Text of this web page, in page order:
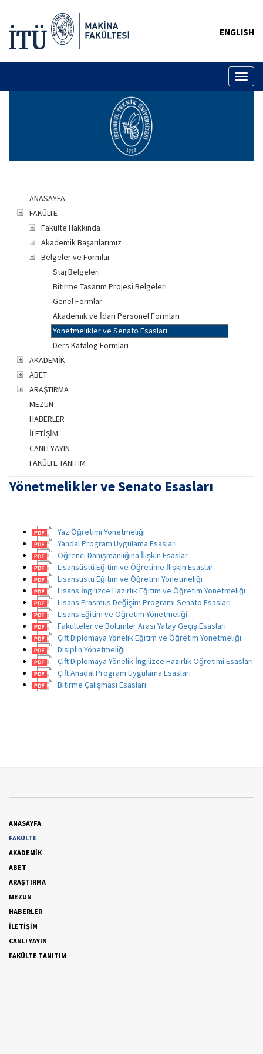
ENGLISH
ANASAYFA
FAKÜLTE
Fakülte Hakkında
Akademik Başarılarımız
Belgeler ve Formlar
Staj Belgeleri
Bitirme Tasarım Projesi Belgeleri
Genel Formlar
Akademik ve İdari Personel Formları
Yönetmelikler ve Senato Esasları
Ders Katalog Formları
AKADEMİK
ABET
ARAŞTIRMA
MEZUN
HABERLER
İLETİŞİM
CANLI YAYIN
FAKÜLTE TANITIM
Yönetmelikler ve Senato Esasları
Yaz Öğretimi Yönetmeliği
Yandal Program Uygulama Esasları
Öğrenci Danışmanlığına İlişkin Esaslar
Lisansüstü Eğitim ve Öğretime İlişkin Esaslar
Lisansüstü Eğitim ve Öğretim Yönetmeliği
Lisans İngilizce Hazırlık Eğitim ve Öğretim Yönetmeliği
Lisans Erasmus Değişim Programı Senato Esasları
Lisans Eğitim ve Öğretim Yönetmeliği
Fakülteler ve Bölümler Arası Yatay Geçiş Esasları
Çift Diplomaya Yönelik Eğitim ve Öğretim Yönetmeliği
Disiplin Yönetmeliği
Çift Diplomaya Yönelik İngilizce Hazırlık Öğretimi Esasları
Çift Anadal Program Uygulama Esasları
Bitirme Çalışması Esasları
ANASAYFA
FAKÜLTE
AKADEMİK
ABET
ARAŞTIRMA
MEZUN
HABERLER
İLETİŞİM
CANLI YAYIN
FAKÜLTE TANITIM